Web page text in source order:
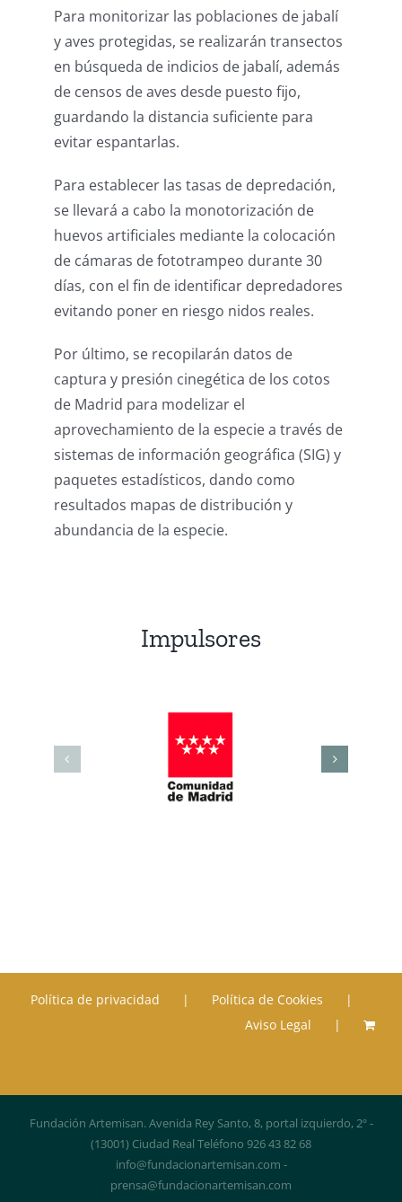
Para monitorizar las poblaciones de jabalí
y aves protegidas, se realizarán transectos
en búsqueda de indicios de jabalí, además
de censos de aves desde puesto fijo,
guardando la distancia suficiente para
evitar espantarlas.
Para establecer las tasas de depredación,
se llevará a cabo la monotorización de
huevos artificiales mediante la colocación
de cámaras de fototrampeo durante 30
días, con el fin de identificar depredadores
evitando poner en riesgo nidos reales.
Por último, se recopilarán datos de
captura y presión cinegética de los cotos
de Madrid para modelizar el
aprovechamiento de la especie a través de
sistemas de información geográfica (SIG) y
paquetes estadísticos, dando como
resultados mapas de distribución y
abundancia de la especie.
Impulsores
Política de privacidad
Política de Cookies
Aviso Legal
Fundación Artemisan. Avenida Rey Santo, 8, portal izquierdo, 2º -
(13001) Ciudad Real Teléfono 926 43 82 68
info@fundacionartemisan.com -
prensa@fundacionartemisan.com